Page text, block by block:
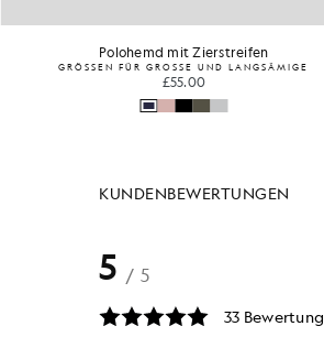
Polohemd mit Zierstreifen
GRÖSSEN FÜR GROSSE UND LANGSÄMIGE
£55.00